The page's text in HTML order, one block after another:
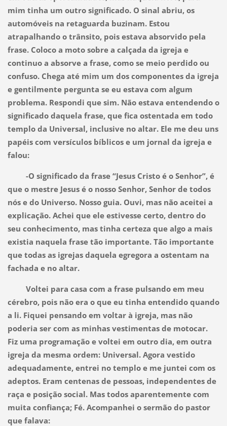
mim tinha um outro significado. O sinal abriu, os
automóveis na retaguarda buzinam. Estou
atrapalhando o trânsito, pois estava absorvido pela
frase. Coloco a moto sobre a calçada da igreja e
continuo a absorve a frase, como se meio perdido ou
confuso. Chega até mim um dos componentes da igreja
e gentilmente pergunta se eu estava com algum
problema. Respondi que sim. Não estava entendendo o
significado daquela frase, que fica ostentada em todo
templo da Universal, inclusive no altar. Ele me deu uns
papéis com versículos bíblicos e um jornal da igreja e
falou:
-O significado da frase “Jesus Cristo é o Senhor”, é
que o mestre Jesus é o nosso Senhor, Senhor de todos
nós e do Universo. Nosso guia. Ouvi, mas não aceitei a
explicação. Achei que ele estivesse certo, dentro do
seu conhecimento, mas tinha certeza que algo a mais
existia naquela frase tão importante. Tão importante
que todas as igrejas daquela egregora a ostentam na
fachada e no altar.
Voltei para casa com a frase pulsando em meu
cérebro, pois não era o que eu tinha entendido quando
a li. Fiquei pensando em voltar à igreja, mas não
poderia ser com as minhas vestimentas de motocar.
Fiz uma programação e voltei em outro dia, em outra
igreja da mesma ordem: Universal. Agora vestido
adequadamente, entrei no templo e me juntei com os
adeptos. Eram centenas de pessoas, independentes de
raça e posição social. Mas todos aparentemente com
muita confiança; Fé. Acompanhei o sermão do pastor
que falava: